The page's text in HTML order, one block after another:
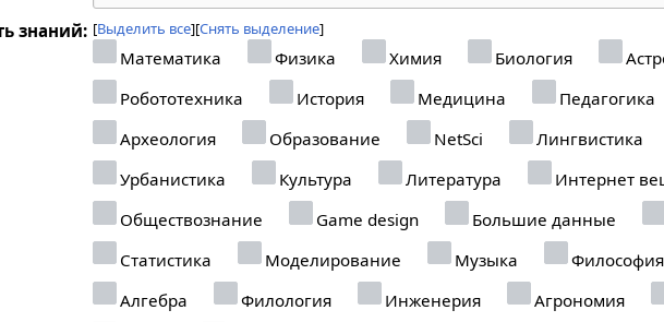
знаний: Выделить все Снять выделение
Математика Физика Химия Биология
Робототехника
История Медицина Педагогика
Археология
Образование NetSci Лингвистика
Урбанистика
Культура Литература Интернет
Обществознание
Game design Большие данные
Статистика
Моделирование Музыка Философия
Алгебра
Филология Инженерия Агрономия